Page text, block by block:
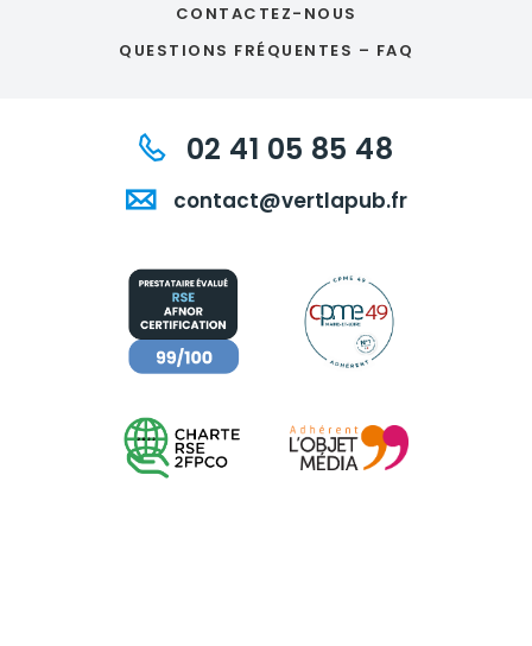
CONTACTEZ-NOUS
QUESTIONS FRÉQUENTES – FAQ
02 41 05 85 48
contact@vertlapub.fr